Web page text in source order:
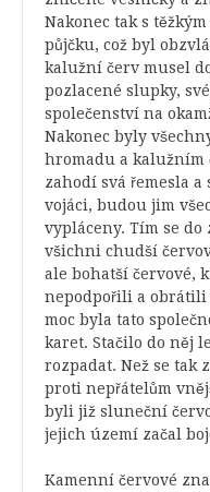
Nakonec tak s
půjčku, což byl
kalužní červ musel
pozlacené slupky,
společenství na
Nakonec byly
hromadu a kalužním
zahodí svá řemesla
vojáci, budou jim
vypláceny. Tím se
všichni chudší
ale bohatší červové,
nepodpořili a obrátili
moc byla tato
karet. Stačilo do něj
rozpadat. Než se tak
proti nepřátelům
byli již sluneční
jejich území začal
Kamenní červové